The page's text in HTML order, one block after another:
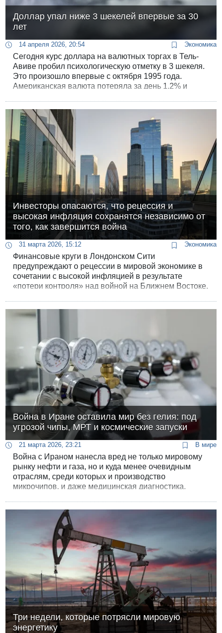
Доллар упал ниже 3 шекелей впервые за 30
лет
14 апреля 2026, 20:54 Экономика
Сегодня курс доллара на валютных торгах в Тель-
Авиве пробил психологическую отметку в 3 шекеля.
Это произошло впервые с октября 1995 года.
Американская валюта потеряла за день 1,2% и
Инвесторы опасаются, что рецессия и
высокая инфляция сохранятся независимо от
того, как завершится война
31 марта 2026, 15:12 Экономика
Финансовые круги в Лондонском Сити
предупреждают о рецессии в мировой экономике в
сочетании с высокой инфляцией в результате
«потери контроля» над войной на Ближнем Востоке.
Война в Иране оставила мир без гелия: под
угрозой чипы, МРТ и космические запуски
21 марта 2026, 23:21 В мире
Война с Ираном нанесла вред не только мировому
рынку нефти и газа, но и куда менее очевидным
отраслям, среди которых и производство
микрочипов, и даже медицинская диагностика.
производство гелия
Три недели, которые потрясли мировую
энергетику